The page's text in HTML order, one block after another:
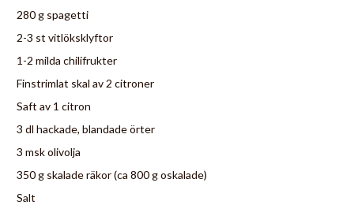
280 g spagetti
2-3 st vitlöksklyftor
1-2 milda chilifrukter
Finstrimlat skal av 2 citroner
Saft av 1 citron
3 dl hackade, blandade örter
3 msk olivolja
350 g skalade räkor (ca 800 g oskalade)
Salt